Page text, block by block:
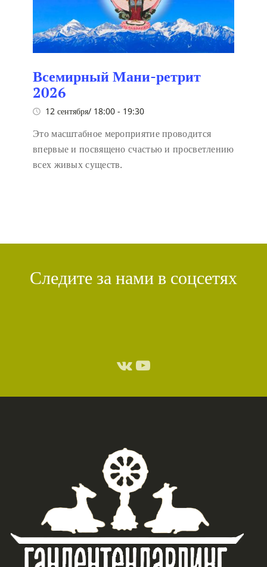
Всемирный Мани-ретрит
2026
12 сентября/ 18:00 - 19:30
Это масштабное мероприятие проводится
впервые и посвящено счастью и просветлению
всех живых существ.
Следите за нами в соцсетях